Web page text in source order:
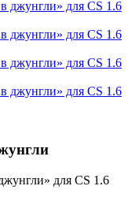
для CS 1.6